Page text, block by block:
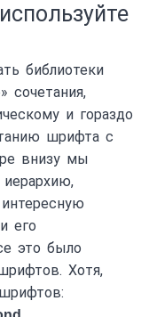
библиотеки
сочетания,
и гораздо
шрифта с
внизу мы
его
это было
Хотя,